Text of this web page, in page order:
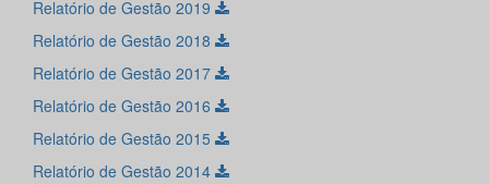
Relatório de Gestão 2019
Relatório de Gestão 2018
Relatório de Gestão 2017
Relatório de Gestão 2016
Relatório de Gestão 2015
Relatório de Gestão 2014